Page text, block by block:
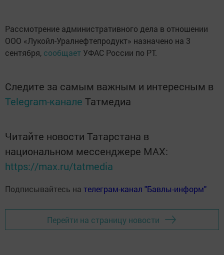
Рассмотрение административного дела в отношении
ООО «Лукойл-Уралнефтепродукт» назначено на 3
сентября, сообщает УФАС России по РТ.
Следите за самым важным и интересным в
Telegram-канале Татмедиа
Читайте новости Татарстана в
национальном мессенджере MАХ:
https://max.ru/tatmedia
Подписывайтесь на телеграм-канал "Бавлы-информ"
Перейти на страницу новости